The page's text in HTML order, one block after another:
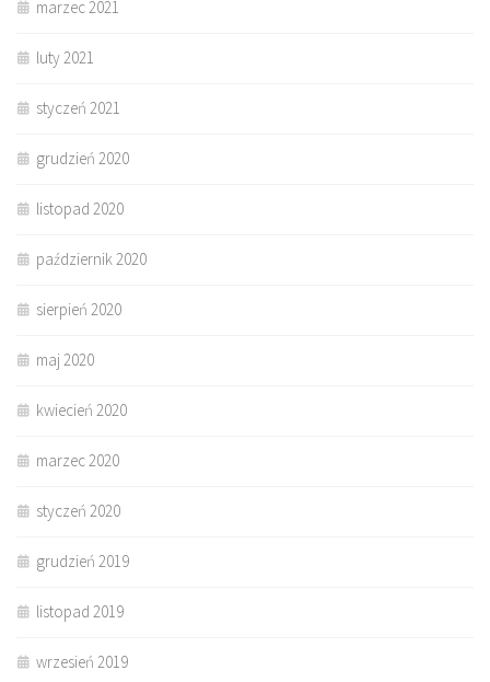
marzec 2021
luty 2021
styczeń 2021
grudzień 2020
listopad 2020
październik 2020
sierpień 2020
maj 2020
kwiecień 2020
marzec 2020
styczeń 2020
grudzień 2019
listopad 2019
wrzesień 2019